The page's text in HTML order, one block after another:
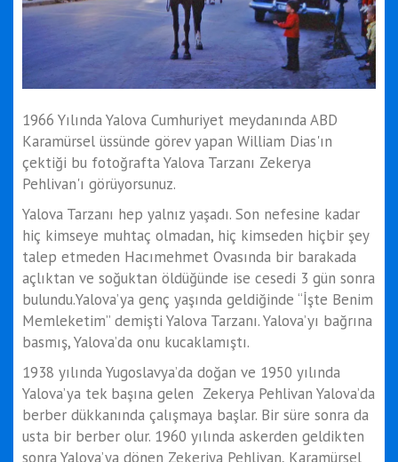
1966 Yılında Yalova Cumhuriyet meydanında ABD
Karamürsel üssünde görev yapan William Dias'ın
çektiği bu fotoğrafta Yalova Tarzanı Zekerya
Pehlivan'ı görüyorsunuz.
Yalova Tarzanı hep yalnız yaşadı. Son nefesine kadar
hiç kimseye muhtaç olmadan, hiç kimseden hiçbir şey
talep etmeden Hacımehmet Ovasında bir barakada
açlıktan ve soğuktan öldüğünde ise cesedi 3 gün sonra
bulundu.Yalova’ya genç yaşında geldiğinde “İşte Benim
Memleketim” demişti Yalova Tarzanı. Yalova’yı bağrına
basmış, Yalova’da onu kucaklamıştı.
1938 yılında Yugoslavya’da doğan ve 1950 yılında
Yalova’ya tek başına gelen Zekerya Pehlivan Yalova’da
berber dükkanında çalışmaya başlar. Bir süre sonra da
usta bir berber olur. 1960 yılında askerden geldikten
sonra Yalova’ya dönen Zekeriya Pehlivan, Karamürsel